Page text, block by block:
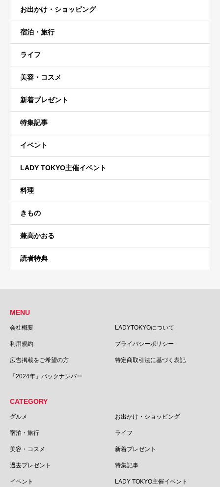
お出かけ・ショッピング
宿泊・旅行
ライフ
美容・コスメ
新着プレゼント
特集記事
イベント
LADY TOKYO主催イベント
料理
きもの
兼高かおる
読者特典
MENU
会社概要 LADYTOKYOについて
利用規約 プライバシーポリシー
広告掲載をご希望の方 特定商取引法に基づく表記
「2024年」バックナンバー
CATEGORY
グルメ お出かけ・ショッピング
宿泊・旅行 ライフ
美容・コスメ 新着プレゼント
過去プレゼント 特集記事
イベント LADY TOKYO主催イベント